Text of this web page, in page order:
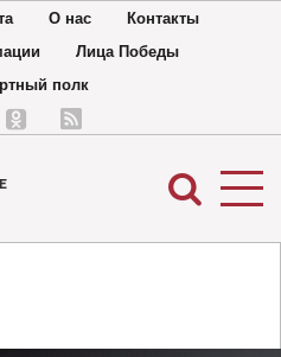
О нас
Контакты
Лица Победы
полк